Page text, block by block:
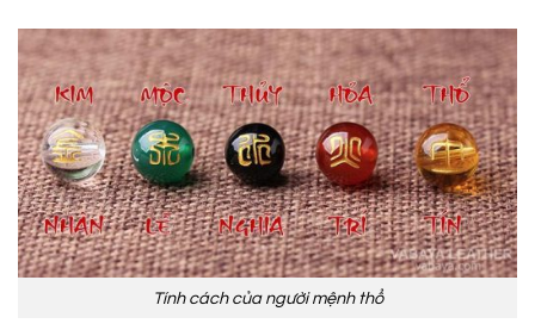
Tính cách của người mệnh thổ